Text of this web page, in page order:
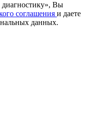
диагностику», Вы
соглашения и даете
данных.